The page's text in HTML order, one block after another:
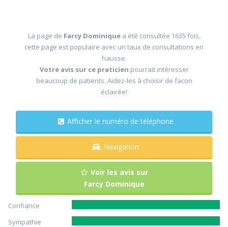
La page de Farcy Dominique a été consultée 1635 fois,
cette page est populaire avec un taux de consultations en
hausse.
Votre avis sur ce praticien pourrait intéresser
beaucoup de patients. Aidez-les à choisir de facon
éclairée!
Afficher le numéro de téléphone
Navigation
Voir les avis sur
Farcy Dominique
Confiance
Sympathie